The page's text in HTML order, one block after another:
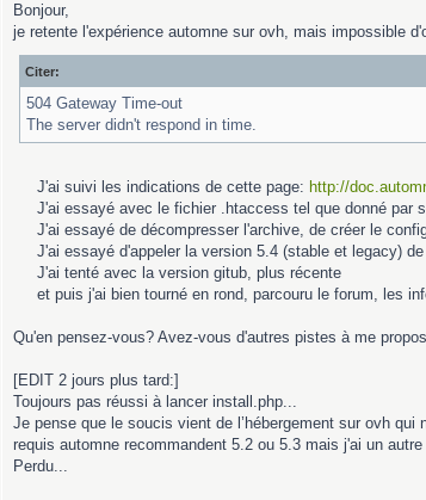
Bonjour,
je retente l'expérience automne sur ovh, mais impossible
Citer:
504 Gateway Time-out
The server didn't respond in time.
J'ai suivi les indications de cette page: http://
J'ai essayé avec le fichier .htaccess tel que donné par
J'ai essayé de décompresser l'archive, de créer le
J'ai essayé d'appeler la version 5.4 (stable et legacy)
J'ai tenté avec la version gitub, plus récente
et puis j'ai bien tourné en rond, parcouru le forum, les
Qu'en pensez-vous? Avez-vous d'autres pistes à me
[EDIT 2 jours plus tard:]
Toujours pas réussi à lancer install.php...
Je pense que le soucis vient de l’hébergement sur ovh
requis automne recommandent 5.2 ou 5.3 mais j'ai un
Perdu...